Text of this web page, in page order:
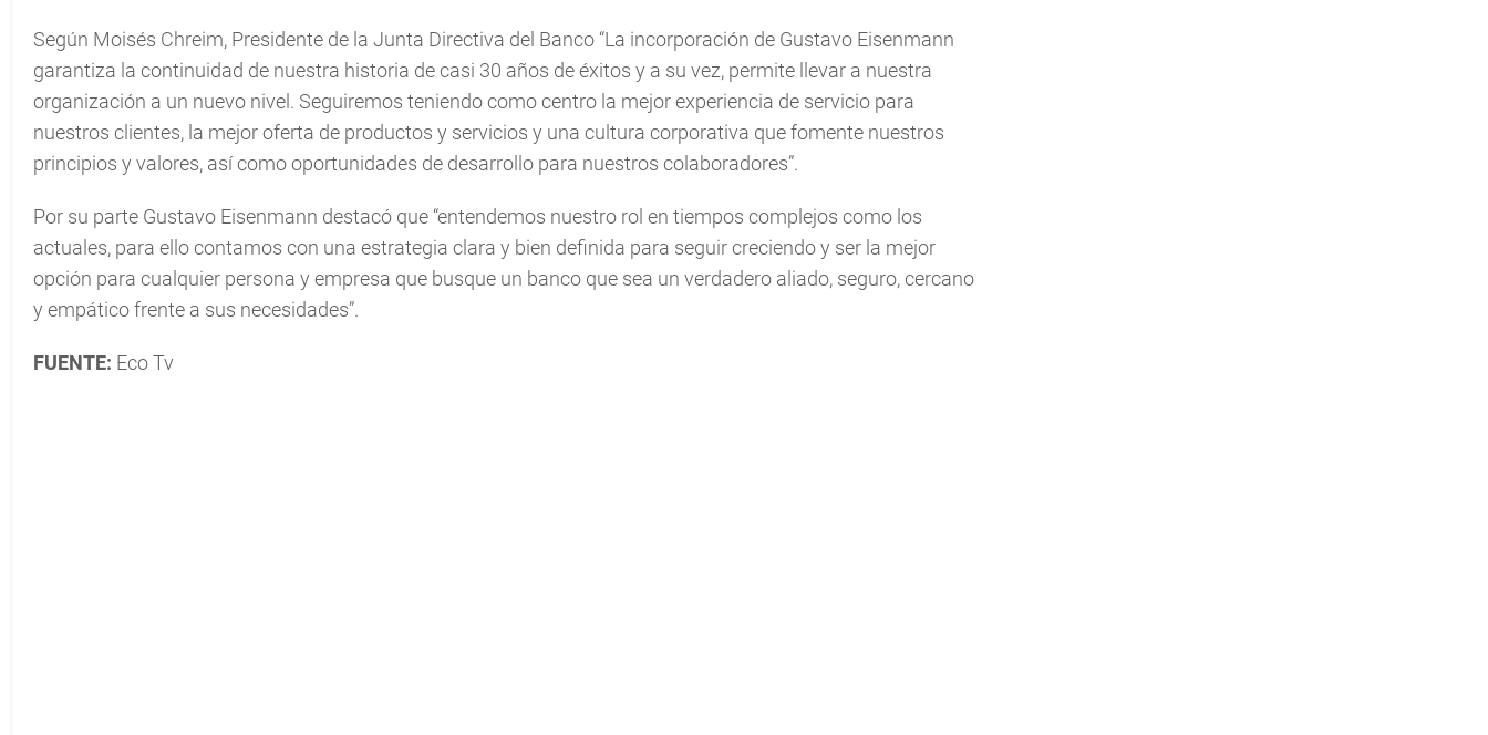
Según Moisés Chreim, Presidente de la Junta Directiva del Banco “La incorporación de Gustavo Eisenmann
garantiza la continuidad de nuestra historia de casi 30 años de éxitos y a su vez, permite llevar a nuestra
organización a un nuevo nivel. Seguiremos teniendo como centro la mejor experiencia de servicio para
nuestros clientes, la mejor oferta de productos y servicios y una cultura corporativa que fomente nuestros
principios y valores, así como oportunidades de desarrollo para nuestros colaboradores”.
Por su parte Gustavo Eisenmann destacó que “entendemos nuestro rol en tiempos complejos como los
actuales, para ello contamos con una estrategia clara y bien definida para seguir creciendo y ser la mejor
opción para cualquier persona y empresa que busque un banco que sea un verdadero aliado, seguro, cercano
y empático frente a sus necesidades”.
FUENTE: Eco Tv